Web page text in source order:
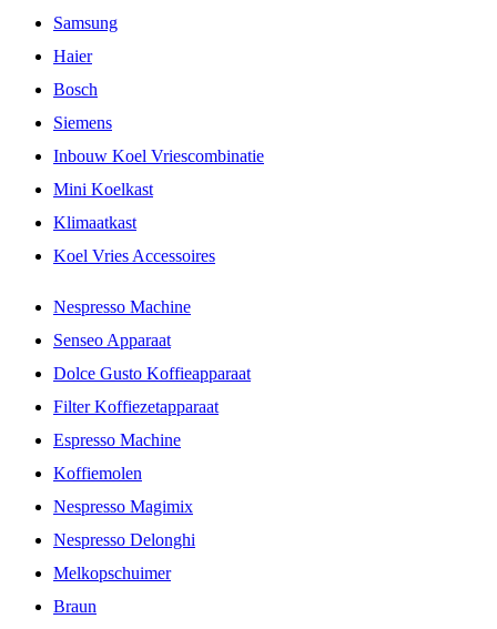
Samsung
Haier
Bosch
Siemens
Inbouw Koel Vriescombinatie
Mini Koelkast
Klimaatkast
Koel Vries Accessoires
Nespresso Machine
Senseo Apparaat
Dolce Gusto Koffieapparaat
Filter Koffiezetapparaat
Espresso Machine
Koffiemolen
Nespresso Magimix
Nespresso Delonghi
Melkopschuimer
Braun